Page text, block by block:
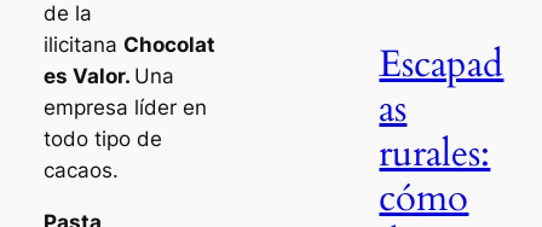
de la
ilicitana Chocolat
es Valor. Una
empresa líder en
todo tipo de
cacaos.
Pasta
Escapad
as
rurales:
cómo